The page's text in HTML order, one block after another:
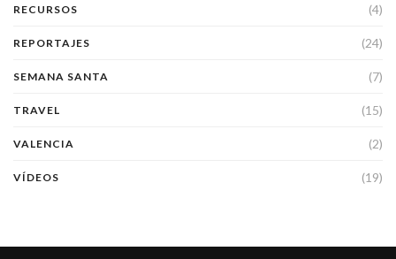
RECURSOS (4)
REPORTAJES (24)
SEMANA SANTA (7)
TRAVEL (15)
VALENCIA (2)
VÍDEOS (19)